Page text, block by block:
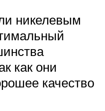
никелевым
как они
качество